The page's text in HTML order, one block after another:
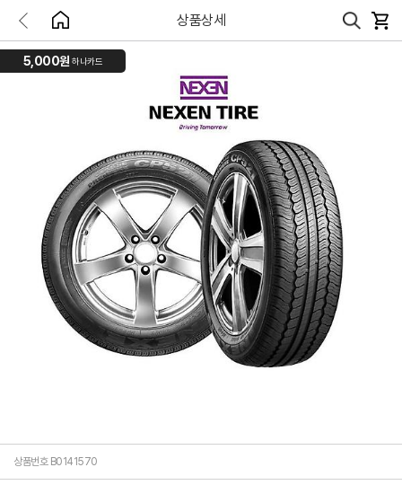
상품상세
5,000원 하나카드
상품번호 B0141570